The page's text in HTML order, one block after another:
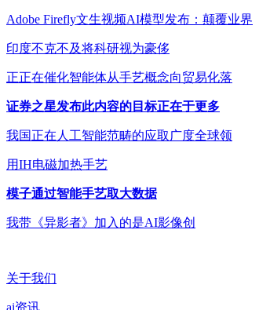
Adobe Firefly文生视频AI模型发布：颠覆业界
印度不克不及将科研视为豪侈
正正在催化智能体从手艺概念向贸易化落
证券之星发布此内容的目标正在于更多
我国正在人工智能范畴的应取广度全球领
用IH电磁加热手艺
模子通过智能手艺取大数据
我带《异影者》加入的是AI影像创
关于我们
ai资讯